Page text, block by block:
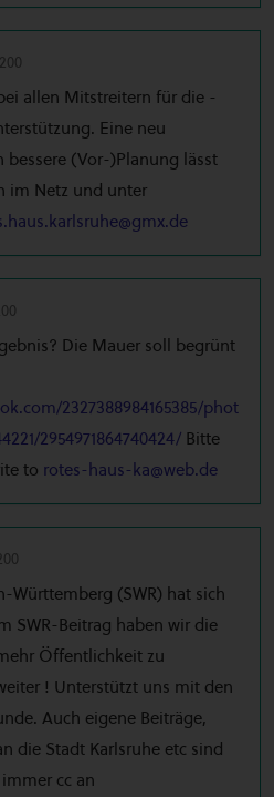
allen Mitstreitern für die -
Eine neu
(Vor-)Planung lässt
im Netz und unter
Die Mauer soll begrünt
2327388984165385/phot
2954971864740424/ Bitte
to rotes-haus-ka@web.de
Württemberg (SWR) hat sich
SWR-Beitrag haben wir die
Öffentlichkeit zu
! Unterstützt uns mit den
Auch eigene Beiträge,
die Stadt Karlsruhe etc sind
cc an